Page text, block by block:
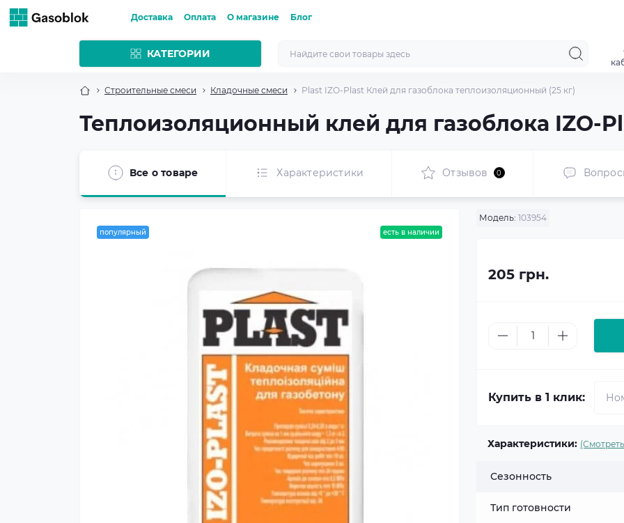
Доставка Оплата О магазине Блог
КАТЕГОРИИ
Строительные смеси Кладочные смеси Plast IZO-Plast Клей для газоблока теплоизоляционный (25 кг)
Теплоизоляционный клей для газоблока IZO-
Все о товаре Характеристики Отзывов 0
популярный есть в наличии
Модель: 103954
205 грн.
Купить в 1 клик:
Характеристики:
Сезонность
Тип готовности